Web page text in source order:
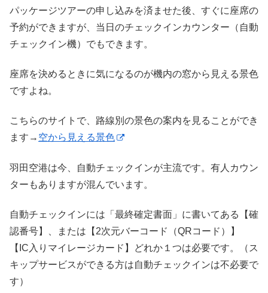
パッケージツアーの申し込みを済ませた後、すぐに座席の
予約ができますが、当日のチェックインカウンター（自動
チェックイン機）でもできます。
座席を決めるときに気になるのが機内の窓から見える景色
ですよね。
こちらのサイトで、路線別の景色の案内を見ることができ
ます→ 空から見える景色
羽田空港は今、自動チェックインが主流です。有人カウン
ターもありますが混んでいます。
自動チェックインには「最終確定書面」に書いてある【確
認番号】、または【2次元バーコード（QRコード）】
【IC入りマイレージカード】どれか１つは必要です。（ス
キップサービスができる方は自動チェックインは不必要で
す）